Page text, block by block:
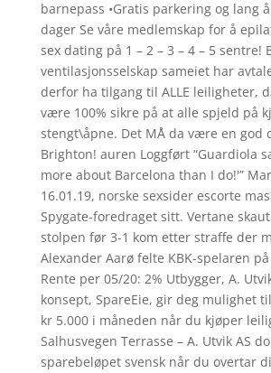
barnepass •Gratis parkering og lang
dager Se våre medlemskap for å
sex dating på 1 – 2 – 3 – 4 – 5 sentre!
ventilasjonsselskap sameiet har
derfor ha tilgang til ALLE leiligheter,
være 100% sikre på at alle spjeld på
stengt\åpne. Det MÅ da være en god
Brighton! auren Loggført “Guardiola
more about Barcelona than I do!'”
16.01.19, norske sexsider escorte
Spygate-foredraget sitt. Vertane
stolpen før 3-1 kom etter straffe der
Alexander Aarø felte KBK-spelaren
Rente per 05/20: 2% Utbygger, A.
konsept, SpareEie, gir deg mulighet
kr 5.000 i måneden når du kjøper
Salhusvegen Terrasse – A. Utvik AS
sparebeløpet svensk når du overtar